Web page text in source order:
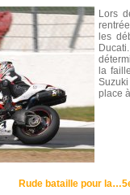
Lors
les
la
place
Rude bataille pour